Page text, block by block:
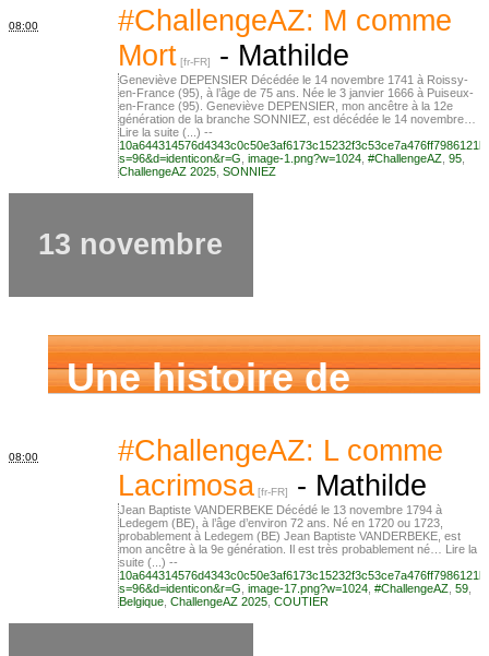
famille
08:00
#ChallengeAZ: M comme
Mort
- Mathilde
Geneviève DEPENSIER Décédée le 14 novembre 1741 à Roissy-
en-France (95), à l’âge de 75 ans. Née le 3 janvier 1666 à Puiseux-
en-France (95). Geneviève DEPENSIER, mon ancêtre à la 12e
génération de la branche SONNIEZ, est décédée le 14 novembre…
Lire la suite (...) --
s=96&d=identicon&r=G image-1.png?w=1024 #ChallengeAZ 95
ChallengeAZ 2025 SONNIEZ
13 novembre
Une histoire de
famille
08:00
#ChallengeAZ: L comme
Lacrimosa
- Mathilde
Jean Baptiste VANDERBEKE Décédé le 13 novembre 1794 à
Ledegem (BE), à l’âge d’environ 72 ans. Né en 1720 ou 1723,
probablement à Ledegem (BE) Jean Baptiste VANDERBEKE, est
mon ancêtre à la 9e génération. Il est très probablement né… Lire la
suite (...) --
s=96&d=identicon&r=G, image-17.png?w=1024, #ChallengeAZ, 59,
Belgique, ChallengeAZ 2025, COUTIER